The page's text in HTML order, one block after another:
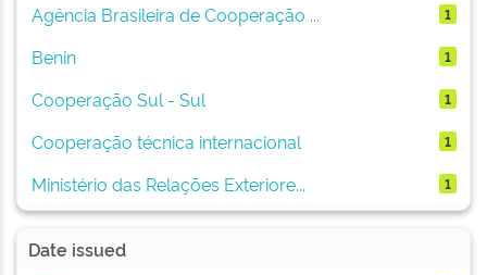
Agência Brasileira de Cooperação ...
1
Benin 1
Cooperação Sul - Sul 1
Cooperação técnica internacional 1
Ministério das Relações Exteriore... 1
Date issued